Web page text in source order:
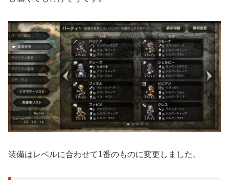
装備はレベルに合わせて1番のものに変更しました。